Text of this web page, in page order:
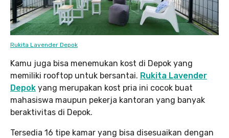
Rukita Lavender Depok
Kamu juga bisa menemukan kost di Depok yang
memiliki rooftop untuk bersantai. Rukita Lavender
Depok yang merupakan kost pria ini cocok buat
mahasiswa maupun pekerja kantoran yang banyak
beraktivitas di Depok.
Tersedia 16 tipe kamar yang bisa disesuaikan dengan